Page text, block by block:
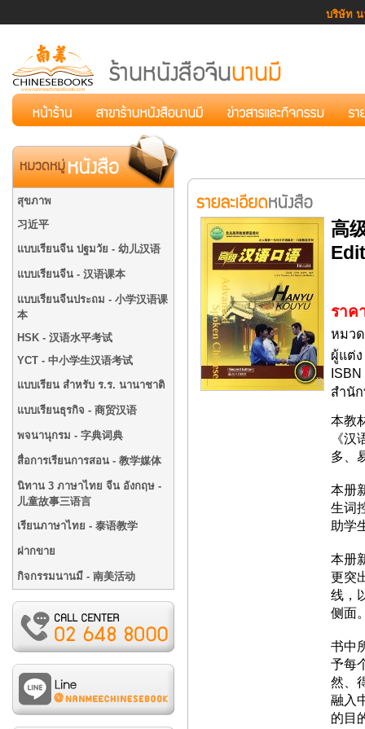
บริษัท น
สุขภาพ
习近平
แบบเรียนจีน ปฐมวัย - 幼儿汉语
แบบเรียนจีน - 汉语课本
แบบเรียนจีนประถม - 小学汉语课
本
HSK - 汉语水平考试
YCT - 中小学生汉语考试
แบบเรียน สำหรับ ร.ร. นานาชาติ
แบบเรียนธุรกิจ - 商贸汉语
พจนานุกรม - 字典词典
สื่อการเรียนการสอน - 教学媒体
นิทาน 3 ภาษาไทย จีน อังกฤษ -
儿童故事三语言
เรียนภาษาไทย - 泰语教学
ฝากขาย
กิจกรรมนานมี - 南美活动
高
ราค
หมวด
ผู้แต่ง
ISBN
สำนั
本教
《
多、
本册
生词
助学
本册
更突
线，
侧面
书中
予每
然、
融入
的目